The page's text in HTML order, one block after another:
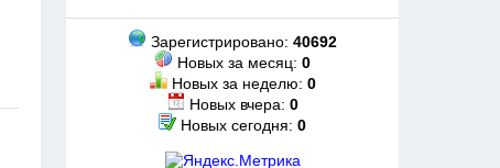
Зарегистрировано: 40692
Новых за месяц: 0
Новых за неделю: 0
Новых вчера: 0
Новых сегодня: 0